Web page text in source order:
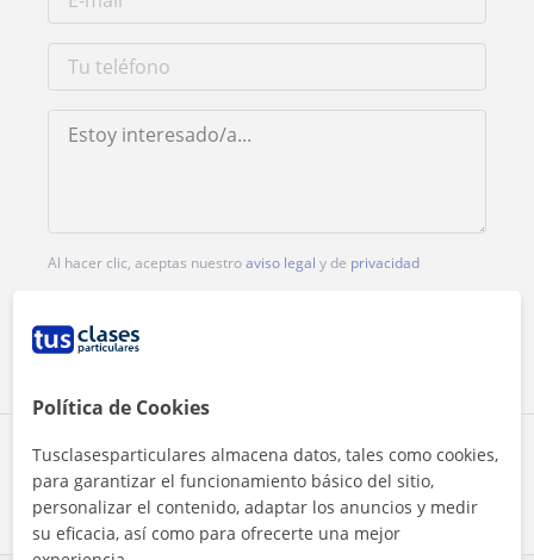
Comparte a este profesor
Al hacer clic, aceptas nuestroaviso legal y de privacidad
Política de Cookies
Tusclasesparticulares almacena datos, tales como cookies,
para garantizar el funcionamiento básico del sitio,
personalizar el contenido, adaptar los anuncios y medir
su eficacia, así como para ofrecerte una mejor